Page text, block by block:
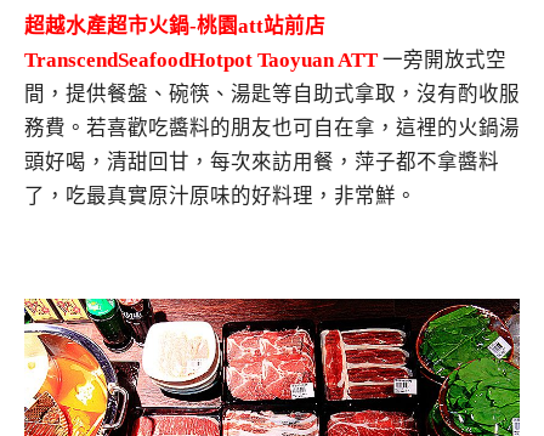
超越水產超市火鍋-桃園att站前店
TranscendSeafoodHotpot Taoyuan ATT 一旁開放式空
間，提供餐盤、碗筷、湯匙等自助式拿取，沒有酌收服
務費。若喜歡吃醬料的朋友也可自在拿，這裡的火鍋湯
頭好喝，清甜回甘，每次來訪用餐，萍子都不拿醬料
了，吃最真實原汁原味的好料理，非常鮮。